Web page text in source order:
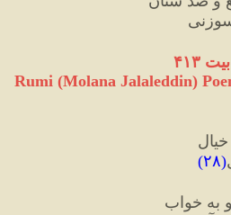
سوزنی
۴۱۳
Rumi (Molana Jalaleddin)
(۲۸)
به خواب